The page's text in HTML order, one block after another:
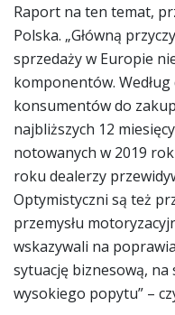
Raport na ten temat,
Polska. „Główną
sprzedaży w Europie
komponentów.
konsumentów do
najbliższych 12
notowanych w 2019
roku dealerzy
Optymistyczni są też
przemysłu
wskazywali na
sytuację biznesową,
wysokiego popytu” –